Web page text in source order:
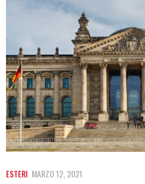
ESTERI MARZO 12, 2021